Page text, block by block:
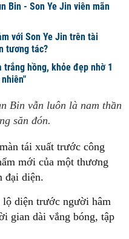
Bin - Son Ye Jin viên mãn
với Son Ye Jin trên tài
tương tác?
trắng hồng, khỏe đẹp nhờ 1
Bin vẫn luôn là nam thần
săn đón.
tái xuất trước công
mới của một thương
đại diện.
diện trước người hâm
gian dài vắng bóng, tập